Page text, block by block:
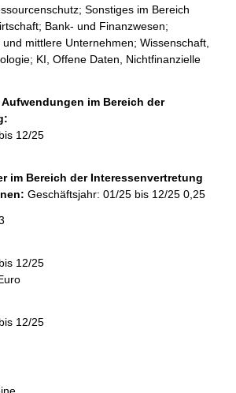
Sonstiges im Bereich
Bank- und Finanzwesen;
mittlere Unternehmen; Wissenschaft,
KI, Offene Daten, Nichtfinanzielle
im Bereich der
12/25
im Bereich der Interessenvertretung
Geschäftsjahr: 01/25 bis 12/25 0,25
12/25
12/25